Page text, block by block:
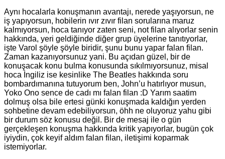
Aynı hocalarla konuşmanın avantajı, nerede yaşıyorsun, ne
iş yapıyorsun, hobilerin ıvır zıvır filan sorularına maruz
kalmıyorsun, hoca tanıyor zaten seni, not filan alıyorlar senin
hakkında, yeri geldiğinde diğer grup üyelerine tanıtıyorlar,
işte Varol şöyle şöyle biridir, şunu bunu yapar falan filan.
Zaman kazanıyorsunuz yani. Bu açıdan güzel, bir de
konuşacak konu bulma konusunda sıkılmıyorsunuz, misal
hoca İngiliz ise kesinlike The Beatles hakkında soru
bombardımanına tutuyorum ben, John’u hatırlıyor musun,
Yoko Ono sence de cadı mı falan filan :D Yarım saatim
dolmuş olsa bile ertesi günki konuşmada kaldığın yerden
sohbetine devam edebiliyorsun, öhh ne oluyoruz yahu gibi
bir durum söz konusu değil. Bir de mesaj ile o gün
gerçekleşen konuşma hakkında kritik yapıyorlar, bugün çok
iyiydin, çok keyif aldım falan filan, iletişimi koparmak
istemiyorlar.